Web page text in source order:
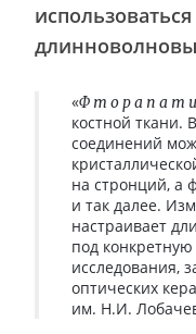
«
костной ткани.
соединений
на стронций, а
и так далее.
настраивает
под
исследования,
оптических
им. Н.И.